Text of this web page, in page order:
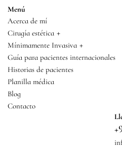
Menú
Acerca de mí
Cirugía estética +
Mínimamente Invasiva +
Guía para pacientes internacionales
Historias de pacientes
Planilla médica
Blog
Contacto